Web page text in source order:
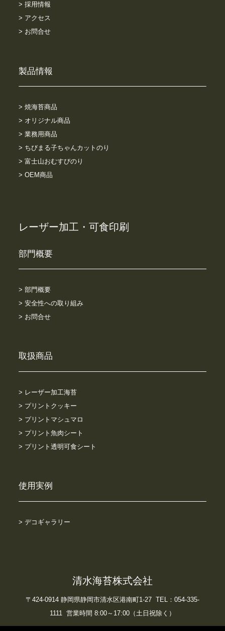
> 採用情報
> アクセス
> お問合せ
製品情報
> 焼海苔商品
> オリジナル商品
> 業務用商品
> ちびまる子ちゃんカットのり
> 富士山おむすびのり
> OEM商品
レーザー加工・可食印刷
部門概要
> 部門概要
> 安全性への取り組み
> お問合せ
取扱商品
> レーザー加工海苔
> プリントクッキー
> プリントマシュマロ
> プリント魚肉シート
> プリント透明可食シート
使用実例
> デコギャラリー
清水海苔株式会社
〒424-0914 静岡県静岡市清水区港南町1-27 TEL：054-335-
1111 営業時間 8:00～17:00（土日祝除く）